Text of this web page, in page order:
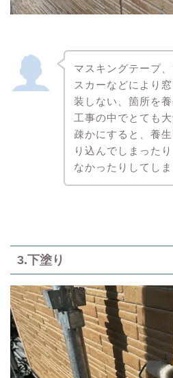
マスキングテープ
スカーなどにより
装しない、箇所を
工事の中でとても
疎かにすると、養
り込んでしまった
なかったりしてしま
3.下塗り